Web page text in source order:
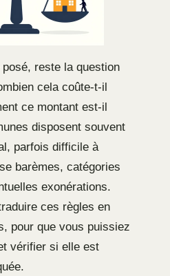
reste la question
cela coûte-t-il
ce montant est-il
disposent souvent
parfois difficile à
barèmes, catégories
exonérations.
ces règles en
pour que vous puissiez
vérifier si elle est